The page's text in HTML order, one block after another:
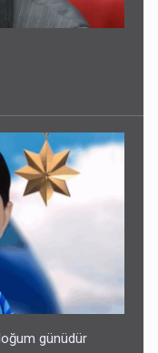
günüdür